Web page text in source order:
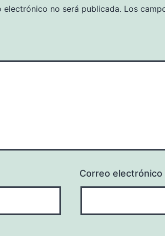
no será publicada. Los
Correo electrónico